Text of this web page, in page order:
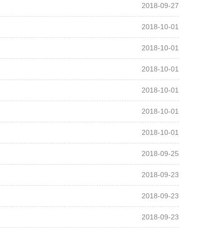
2018-09-27
2018-10-01
2018-10-01
2018-10-01
2018-10-01
2018-10-01
2018-10-01
2018-09-25
2018-09-23
2018-09-23
2018-09-23